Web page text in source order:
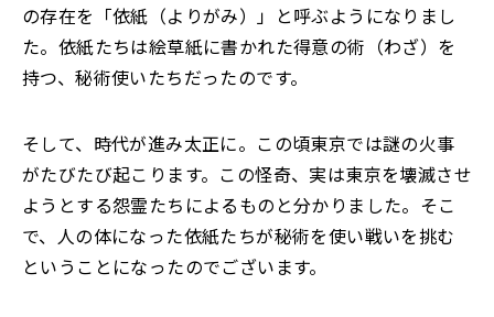
の存在を「依紙（よりがみ）」と呼ぶようになりまし
た。依紙たちは絵草紙に書かれた得意の術（わざ）を
持つ、秘術使いたちだったのです。
そして、時代が進み太正に。この頃東京では謎の火事
がたびたび起こります。この怪奇、実は東京を壊滅させ
ようとする怨霊たちによるものと分かりました。そこ
で、人の体になった依紙たちが秘術を使い戦いを挑む
ということになったのでございます。